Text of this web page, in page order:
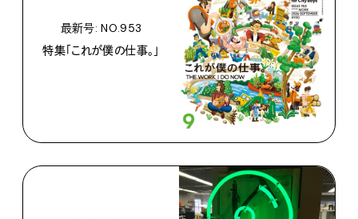
最新号: NO.953
特集「これが僕の仕事。」